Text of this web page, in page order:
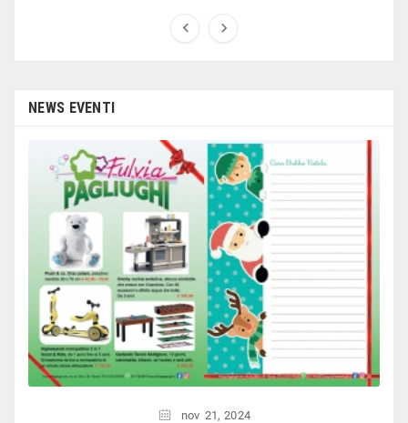
sezione dedicata all’arredo giardino, giochi all’aperto,
 
NEWS EVENTI
nov 21, 2024